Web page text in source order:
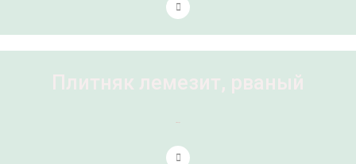
Плитняк лемезит, рваный